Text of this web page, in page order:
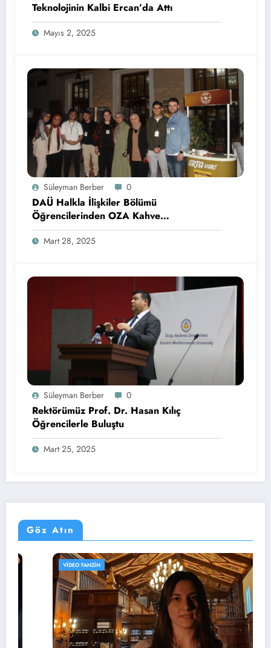
Teknolojinin Kalbi Ercan’da Attı
Mayıs 2, 2025
Süleyman Berber 0
DAÜ Halkla İlişkiler Bölümü
Öğrencilerinden OZA Kahve
Sponsorluğunda Lezzetli Bir Etkinlik
Mart 28, 2025
Süleyman Berber 0
Rektörümüz Prof. Dr. Hasan Kılıç
Öğrencilerle Buluştu
Mart 25, 2025
Göz Atın
VIDEO FANZIN